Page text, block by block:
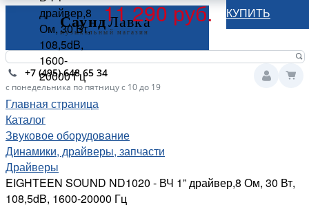
+7 (495) 648 65 34
с понедельника по пятницу с 10 до 19
Главная страница
Каталог
Звуковое оборудование
Динамики, драйверы, запчасти
Драйверы
EIGHTEEN SOUND ND1020 - ВЧ 1” драйвер,8 Ом, 30 Вт,
108,5dB, 1600-20000 Гц
драйвер,8
Ом, 30 Вт,
108,5dB,
1600-
20000 Гц
11 290 руб. КУПИТЬ